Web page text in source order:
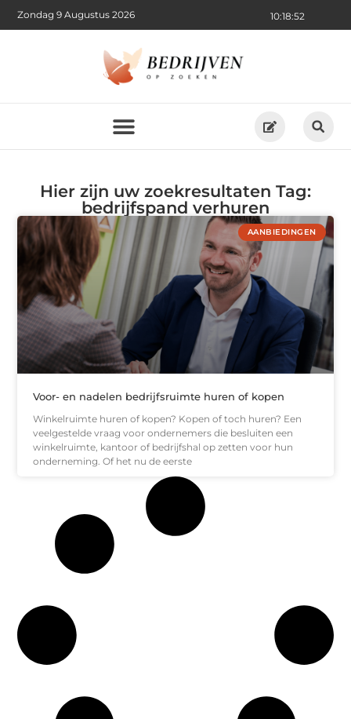
10:18:52
Zondag 9 Augustus 2026
Hier zijn uw zoekresultaten Tag:
bedrijfspand verhuren
AANBIEDINGEN
Voor- en nadelen bedrijfsruimte huren of kopen
Winkelruimte huren of kopen? Kopen of toch huren? Een
veelgestelde vraag voor ondernemers die besluiten een
winkelruimte, kantoor of bedrijfshal op zetten voor hun
onderneming. Of het nu de eerste